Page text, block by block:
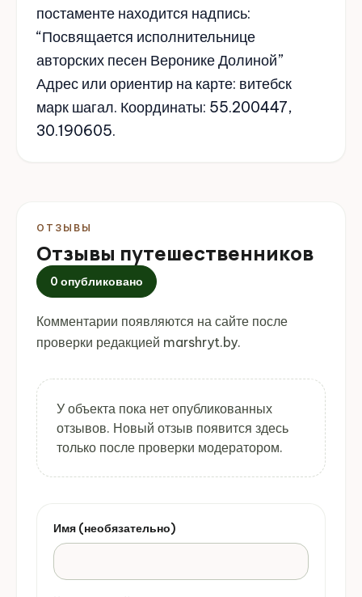
постаменте находится надпись:
“Посвящается исполнительнице
авторских песен Веронике Долиной”
Адрес или ориентир на карте: витебск
марк шагал. Координаты: 55.200447,
30.190605.
ОТЗЫВЫ
Отзывы путешественников
0 опубликовано
Комментарии появляются на сайте после
проверки редакцией marshryt.by.
У объекта пока нет опубликованных
отзывов. Новый отзыв появится здесь
только после проверки модератором.
Имя (необязательно)